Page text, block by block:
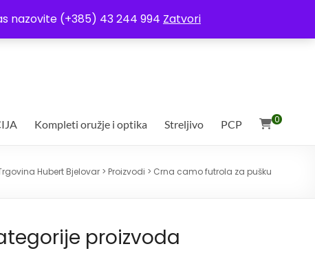
nazovite (+385) 43 244 994 Zatvori
Uvjeti poslovanja
0
Kompleti oružje i optika Streljivo PCP
Hubert Bjelovar > Proizvodi > Crna camo futrola za pušku
proizvoda